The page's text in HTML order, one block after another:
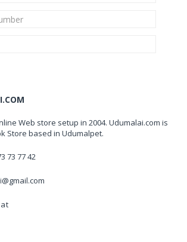
Web store setup in 2004. Udumalai.com is
Store based in Udumalpet.
73 77 42